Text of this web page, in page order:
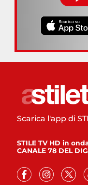
Scarica l'app di
STILE TV HD in
CANALE 78 DEL